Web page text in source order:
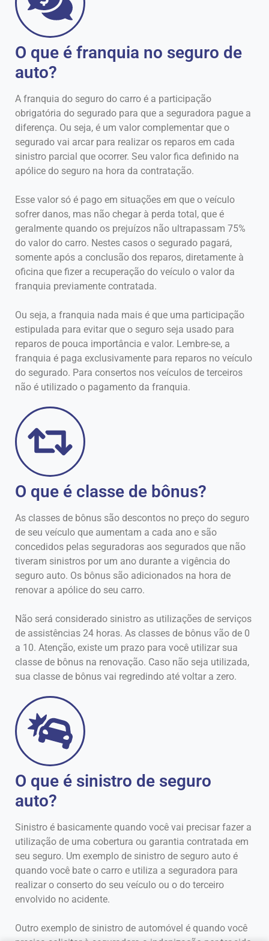
O que é franquia no seguro de
auto?
A franquia do seguro do carro é a participação
obrigatória do segurado para que a seguradora pague a
diferença. Ou seja, é um valor complementar que o
segurado vai arcar para realizar os reparos em cada
sinistro parcial que ocorrer. Seu valor fica definido na
apólice do seguro na hora da contratação.
Esse valor só é pago em situações em que o veículo
sofrer danos, mas não chegar à perda total, que é
geralmente quando os prejuízos não ultrapassam 75%
do valor do carro. Nestes casos o segurado pagará,
somente após a conclusão dos reparos, diretamente à
oficina que fizer a recuperação do veículo o valor da
franquia previamente contratada.
Ou seja, a franquia nada mais é que uma participação
estipulada para evitar que o seguro seja usado para
reparos de pouca importância e valor. Lembre-se, a
franquia é paga exclusivamente para reparos no veículo
do segurado. Para consertos nos veículos de terceiros
não é utilizado o pagamento da franquia.
O que é classe de bônus?
As classes de bônus são descontos no preço do seguro
de seu veículo que aumentam a cada ano e são
concedidos pelas seguradoras aos segurados que não
tiveram sinistros por um ano durante a vigência do
seguro auto. Os bônus são adicionados na hora de
renovar a apólice do seu carro.
Não será considerado sinistro as utilizações de serviços
de assistências 24 horas. As classes de bônus vão de 0
a 10. Atenção, existe um prazo para você utilizar sua
classe de bônus na renovação. Caso não seja utilizada,
sua classe de bônus vai regredindo até voltar a zero.
O que é sinistro de seguro
auto?
Sinistro é basicamente quando você vai precisar fazer a
utilização de uma cobertura ou garantia contratada em
seu seguro. Um exemplo de sinistro de seguro auto é
quando você bate o carro e utiliza a seguradora para
realizar o conserto do seu veículo ou o do terceiro
envolvido no acidente.
Outro exemplo de sinistro de automóvel é quando você